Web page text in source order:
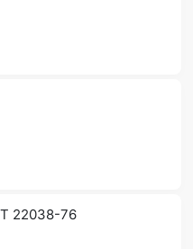
22038-76